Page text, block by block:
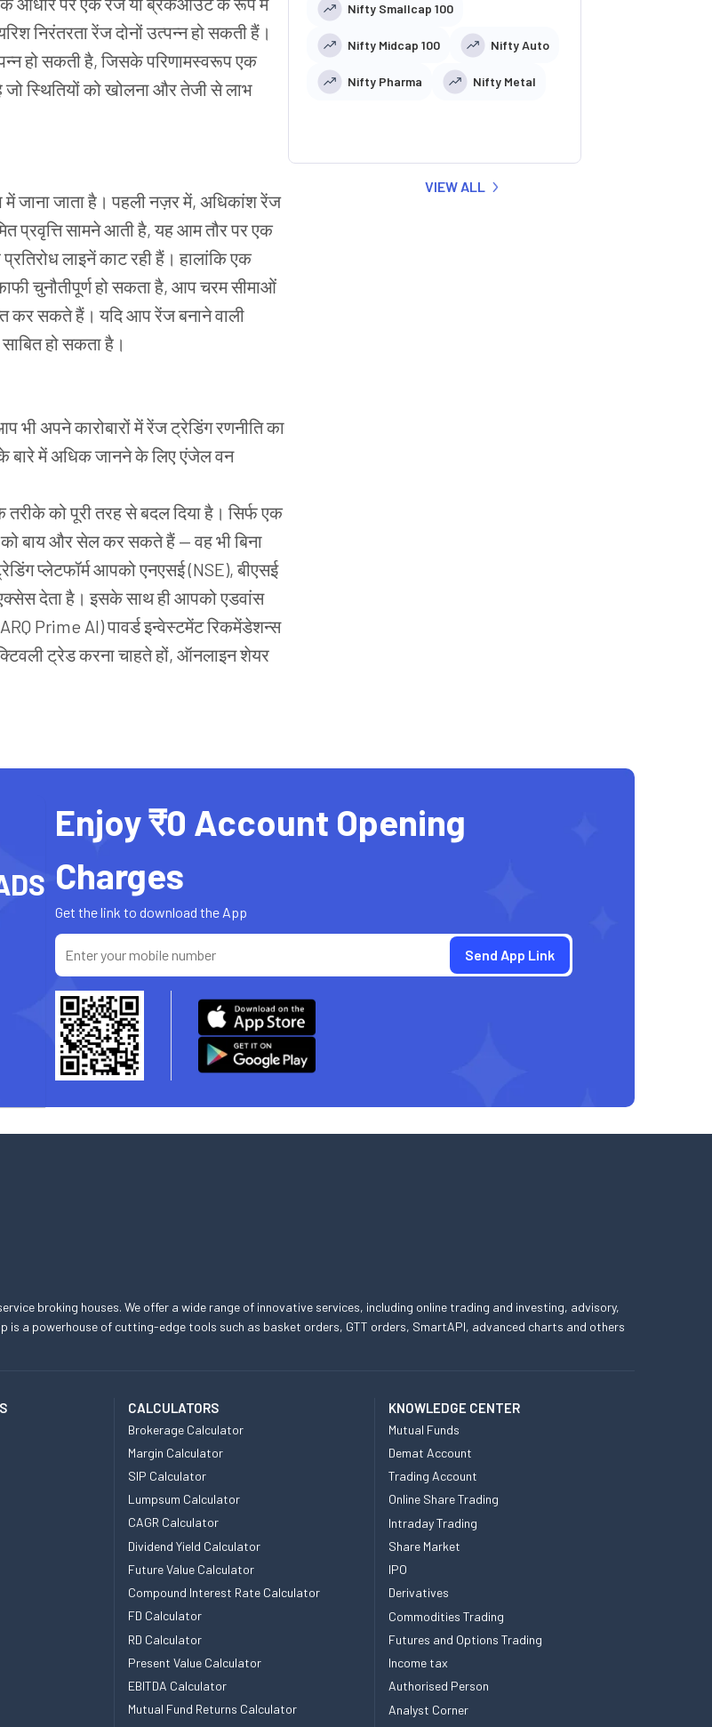
निरंतरता रेंज दोनों उत्पन्न हो सकती हैं।
हो सकती है, जिसके परिणामस्वरूप एक
स्थितियों को खोलना और तेजी से लाभ
जाना जाता है। पहली नज़र में, अधिकांश रेंज
प्रवृत्ति सामने आती है, यह आम तौर पर एक
लाइनें काट रही हैं। हालांकि एक
चुनौतीपूर्ण हो सकता है, आप चरम सीमाओं
कर सकते हैं। यदि आप रेंज बनाने वाली
हो सकता है।
अपने कारोबारों में रेंज ट्रेडिंग रणनीति का
के बारे में अधिक जानने के लिए एंजेल वन
को पूरी तरह से बदल दिया है। सिर्फ एक
बाय और सेल कर सकते हैं — वह भी बिना
प्लेटफॉर्म आपको एनएसई (NSE), बीएसई
देता है। इसके साथ ही आपको एडवांस
Prime AI) पावर्ड इन्वेस्टमेंट रिकमेंडेशन्स
ट्रेड करना चाहते हों, ऑनलाइन शेयर
Nifty Smallcap 100
Nifty Midcap 100 Nifty Auto
Nifty Pharma Nifty Metal
VIEW ALL
Enjoy ₹0 Account Opening
Charges
Get the link to download the App
broking houses. We offer a wide range of innovative services, including online trading and investing, advisory,
a powerhouse of cutting-edge tools such as basket orders, GTT orders, SmartAPI, advanced charts and others
CALCULATORS
Brokerage Calculator
Margin Calculator
SIP Calculator
Lumpsum Calculator
CAGR Calculator
Dividend Yield Calculator
Future Value Calculator
Compound Interest Rate Calculator
FD Calculator
RD Calculator
Present Value Calculator
EBITDA Calculator
Mutual Fund Returns Calculator
KNOWLEDGE CENTER
Mutual Funds
Demat Account
Trading Account
Online Share Trading
Intraday Trading
Share Market
IPO
Derivatives
Commodities Trading
Futures and Options Trading
Income tax
Authorised Person
Analyst Corner